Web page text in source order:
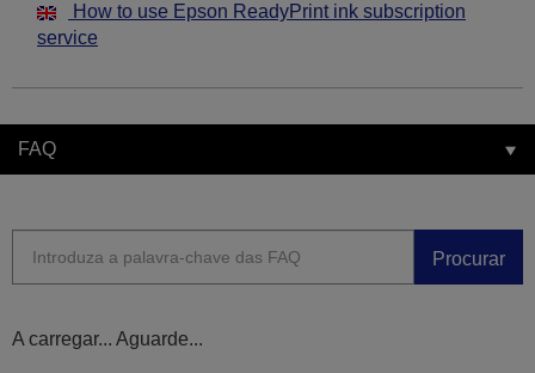
How to use Epson ReadyPrint ink subscription
service
FAQ
Procurar
A carregar... Aguarde...